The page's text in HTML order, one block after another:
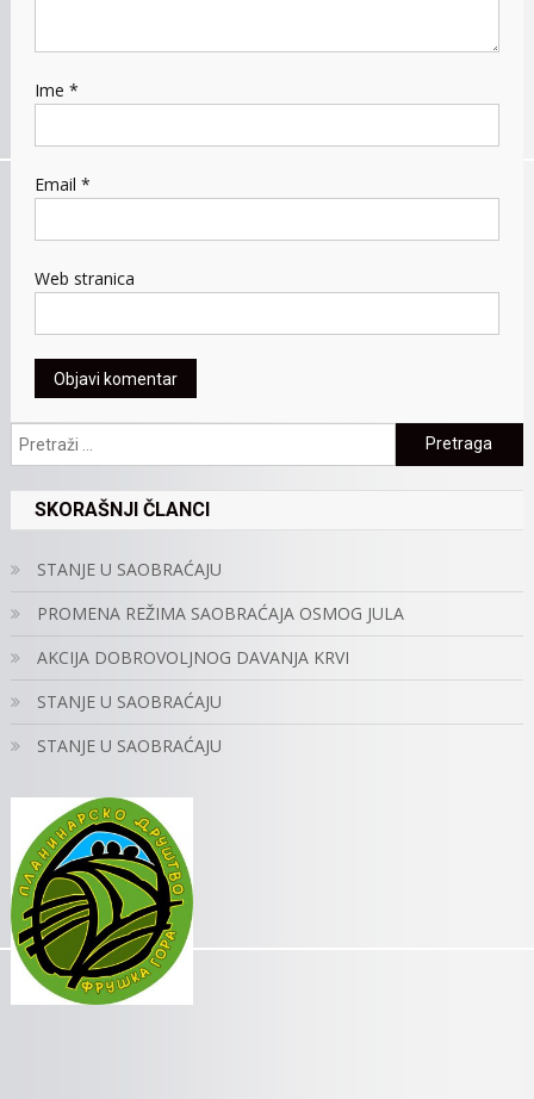
Ime *
Email *
Web stranica
Pretraga:
SKORAŠNJI ČLANCI
STANJE U SAOBRAĆAJU
PROMENA REŽIMA SAOBRAĆAJA OSMOG JULA
AKCIJA DOBROVOLJNOG DAVANJA KRVI
STANJE U SAOBRAĆAJU
STANJE U SAOBRAĆAJU